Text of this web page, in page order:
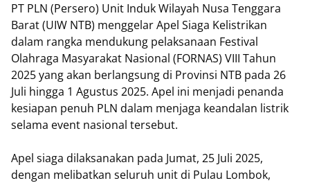
PT PLN (Persero) Unit Induk Wilayah Nusa Tenggara
Barat (UIW NTB) menggelar Apel Siaga Kelistrikan
dalam rangka mendukung pelaksanaan Festival
Olahraga Masyarakat Nasional (FORNAS) VIII Tahun
2025 yang akan berlangsung di Provinsi NTB pada 26
Juli hingga 1 Agustus 2025. Apel ini menjadi penanda
kesiapan penuh PLN dalam menjaga keandalan listrik
selama event nasional tersebut.
Apel siaga dilaksanakan pada Jumat, 25 Juli 2025,
dengan melibatkan seluruh unit di Pulau Lombok,